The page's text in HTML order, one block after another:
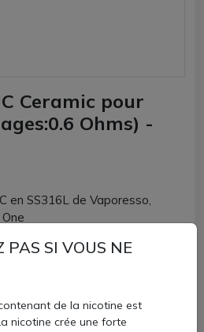
Ceramic pour
Ohms) -
en SS316L de Vaporesso,
ohm et 1.4 ohm
PAS SI VOUS NE
de la nicotine est
nicotine crée une forte